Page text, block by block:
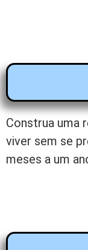
Construa uma
viver sem se
meses a um